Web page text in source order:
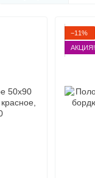
−11%
АКЦИЯ!